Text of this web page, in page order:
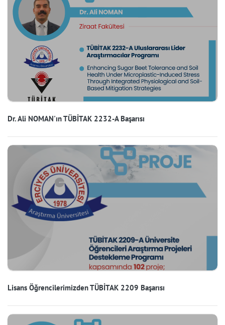
Dr. Ali NOMAN'ın TÜBİTAK 2232-A Başarısı
Lisans Öğrencilerimizden TÜBİTAK 2209 Başarısı